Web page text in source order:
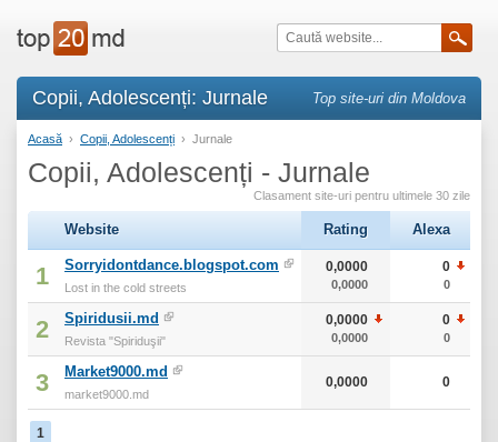
Copii, Adolescenți: Jurnale Top site-uri din Moldova
Acasă › Copii, Adolescenți › Jurnale
Copii, Adolescenți - Jurnale
Clasament site-uri pentru ultimele 30 zile
Website Rating Alexa
1 Sorryidontdance.blogspot.com
Lost in the cold streets
0,0000
0,0000
0
0
2 Spiridusii.md
Revista "Spiriduşii"
0,0000
0,0000
0
0
3 Market9000.md
market9000.md
0,0000 0
1